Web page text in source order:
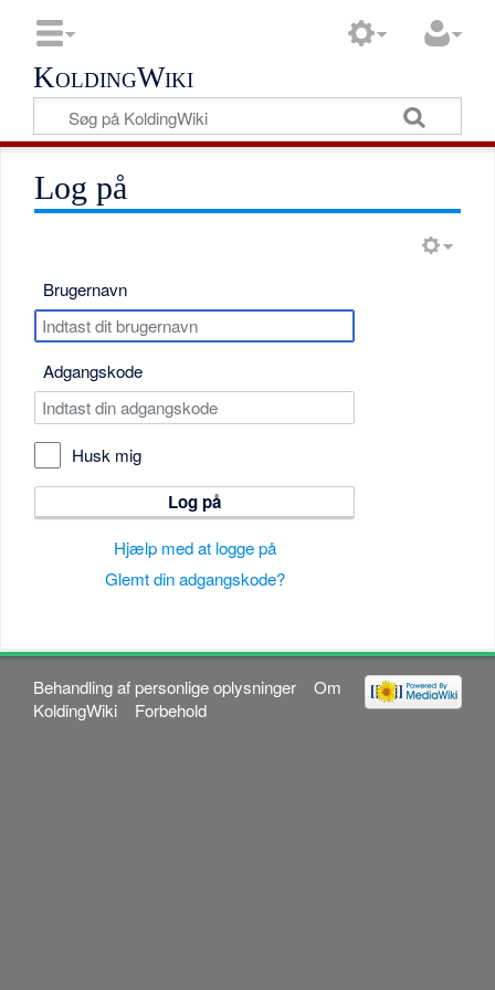
KoldingWiki
Log på
Brugernavn
Adgangskode
Husk mig
Log på
Hjælp med at logge på
Glemt din adgangskode?
Behandling af personlige oplysninger
Om
KoldingWiki
Forbehold